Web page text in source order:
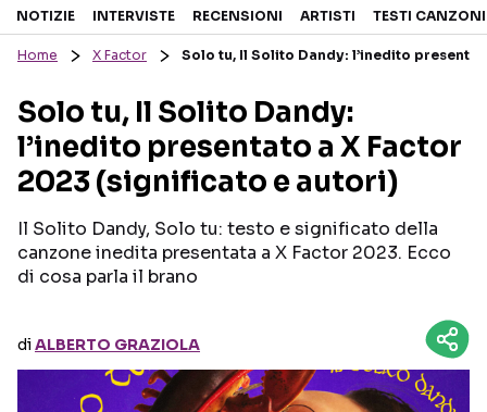
Sezioni
RECENSIONI MUSICALI
INTERVISTE
GOSSIP E CURIOSITÀ
TESTI CANZONI
TOUR ED EVENTI
TALENT SHOW
Seguici sui social
NOTIZIE INTERVISTE RECENSIONI ARTISTI TESTI CANZONI
Home X Factor Solo tu, Il Solito Dandy: l’inedito
Solo tu, Il Solito Dandy:
l’inedito presentato a X Factor
2023 (significato e autori)
Il Solito Dandy, Solo tu: testo e significato della
canzone inedita presentata a X Factor 2023. Ecco
di cosa parla il brano
diALBERTO GRAZIOLA